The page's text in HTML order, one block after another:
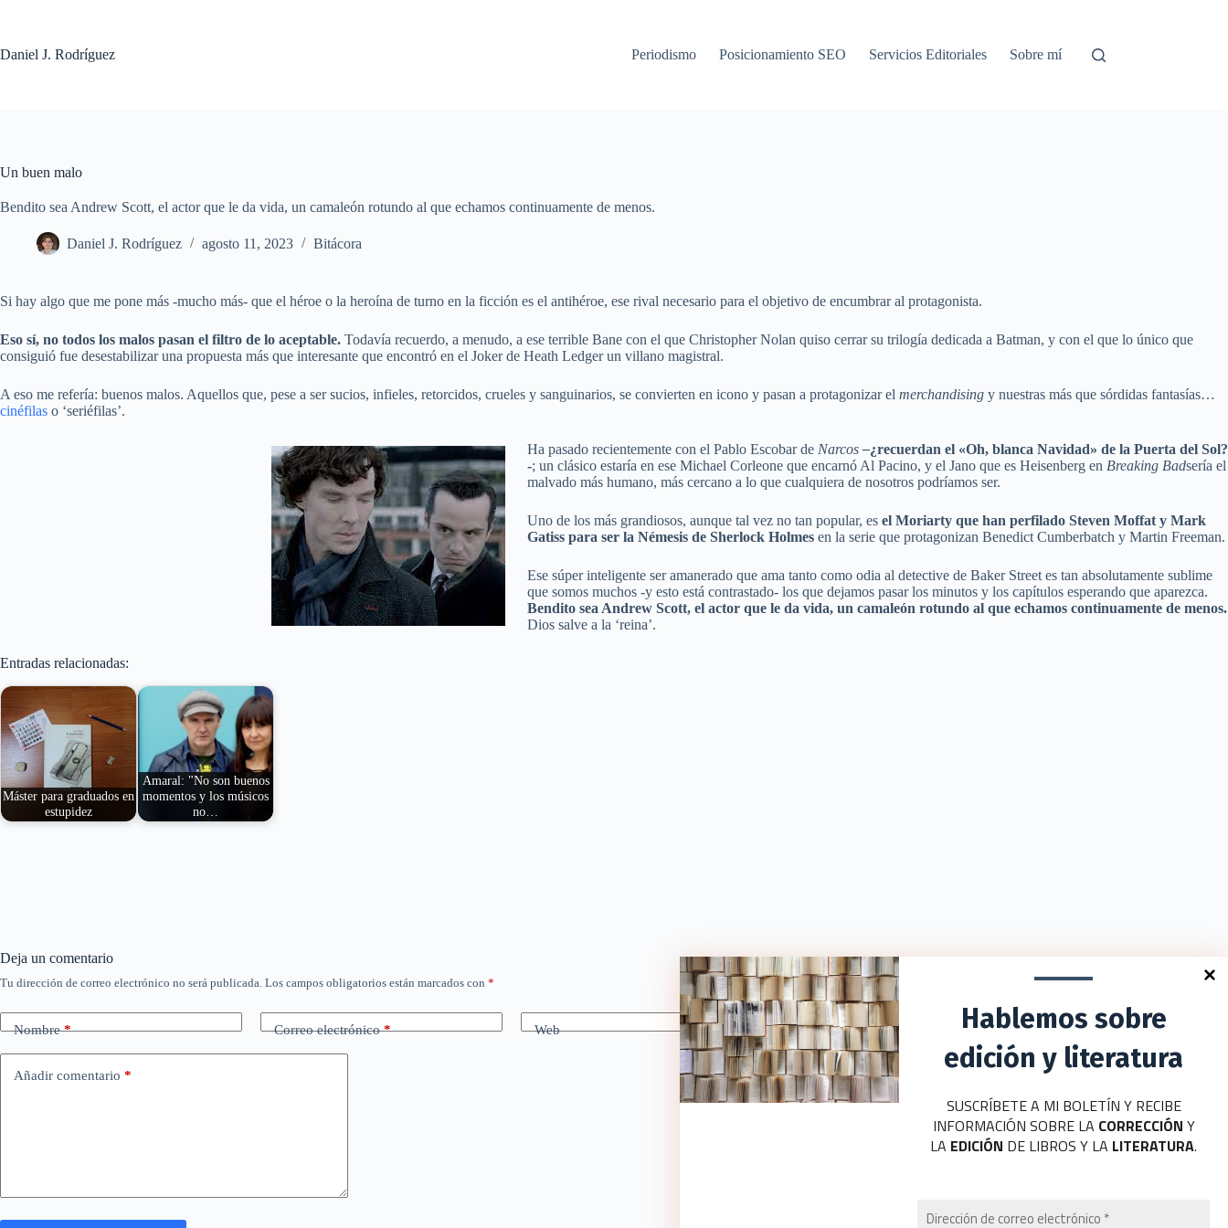
Daniel J. Rodríguez
Periodismo Posicionamiento SEO Servicios Editoriales Sobre mí
Un buen malo
Bendito sea Andrew Scott, el actor que le da vida, un camaleón rotundo al que echamos continuamente de menos.
Daniel J. Rodríguez agosto 11, 2023 Bitácora
Si hay algo que me pone más -mucho más- que el héroe o la heroína de turno en la ficción es el antihéroe, ese rival necesario para el objetivo de encumbrar al protagonista.
Eso sí, no todos los malos pasan el filtro de lo aceptable. Todavía recuerdo, a menudo, a ese terrible Bane con el que Christopher Nolan quiso cerrar su trilogía dedicada a Batman, y con el que lo único que
consiguió fue desestabilizar una propuesta más que interesante que encontró en el Joker de Heath Ledger un villano magistral.
A eso me refería: buenos malos. Aquellos que, pese a ser sucios, infieles, retorcidos, crueles y sanguinarios, se convierten en icono y pasan a protagonizar el merchandising y nuestras más que sórdidas fantasías…
cinéfilas o ‘seriéfilas’.
Ha pasado recientemente con el Pablo Escobar de Narcos–¿recuerdan el «Oh, blanca Navidad» de la Puerta del Sol?
-; un clásico estaría en ese Michael Corleone que encarnó Al Pacino, y el Jano que es Heisenberg en Breaking Badsería el
malvado más humano, más cercano a lo que cualquiera de nosotros podríamos ser.
Uno de los más grandiosos, aunque tal vez no tan popular, es el Moriarty que han perfilado Steven Moffat y Mark
Gatiss para ser la Némesis de Sherlock Holmes en la serie que protagonizan Benedict Cumberbatch y Martin Freeman.
Ese súper inteligente ser amanerado que ama tanto como odia al detective de Baker Street es tan absolutamente sublime
que somos muchos -y esto está contrastado- los que dejamos pasar los minutos y los capítulos esperando que aparezca.
Bendito sea Andrew Scott, el actor que le da vida, un camaleón rotundo al que echamos continuamente de menos.
Dios salve a la ‘reina’.
Hablemos sobre
edición y literatura
SUSCRÍBETE A MI BOLETÍN Y RECIBE
INFORMACIÓN SOBRE LA CORRECCIÓN Y
LA EDICIÓN DE LIBROS Y LA LITERATURA.
Entradas relacionadas:
Máster para graduados en
estupidez
Amaral: "No son buenos
momentos y los músicos
no…
Deja un comentario
Tu dirección de correo electrónico no será publicada. Los campos obligatorios están marcados con *
Nombre* Correo electrónico* Web
Añadir comentario *